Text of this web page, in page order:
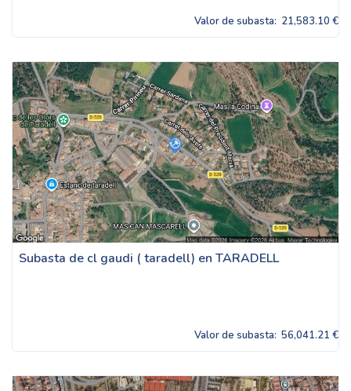
Valor de subasta: 21,583.10 €
Subasta de cl gaudi ( taradell) en TARADELL
Valor de subasta: 56,041.21 €